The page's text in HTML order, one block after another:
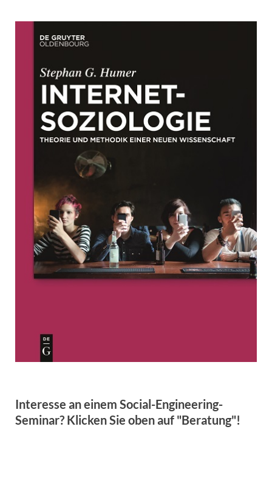
Interesse an einem Social-Engineering-
Seminar? Klicken Sie oben auf "Beratung"!